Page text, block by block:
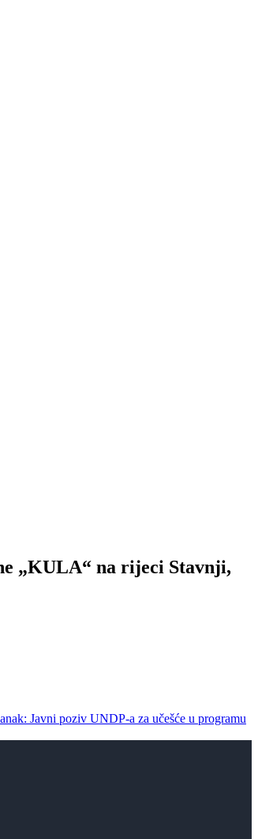
„KULA“ na rijeci Stavnji,
Javni poziv UNDP-a za učešće u programu